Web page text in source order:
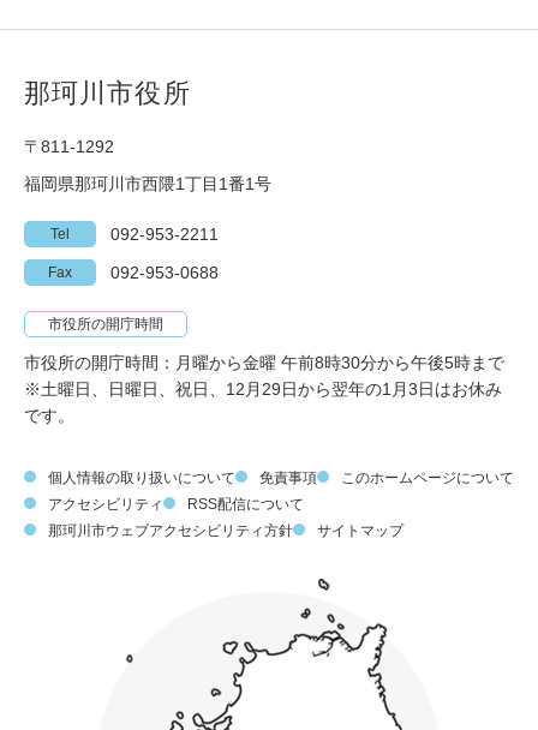
那珂川市役所
〒811-1292
福岡県那珂川市西隈1丁目1番1号
Tel 092-953-2211
Fax 092-953-0688
市役所の開庁時間
市役所の開庁時間：月曜から金曜 午前8時30分から午後5時まで
※土曜日、日曜日、祝日、12月29日から翌年の1月3日はお休み
です。
個人情報の取り扱いについて 免責事項
このホームページについて
アクセシビリティ
RSS配信について
那珂川市ウェブアクセシビリティ方針
サイトマップ